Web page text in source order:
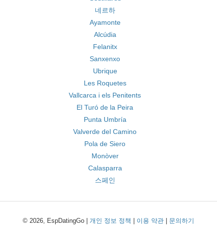
네르하
Ayamonte
Alcúdia
Felanitx
Sanxenxo
Ubrique
Les Roquetes
Vallcarca i els Penitents
El Turó de la Peira
Punta Umbría
Valverde del Camino
Pola de Siero
Monòver
Calasparra
스페인
© 2026, EspDatingGo | 개인 정보 정책 이용 약관 문의하기